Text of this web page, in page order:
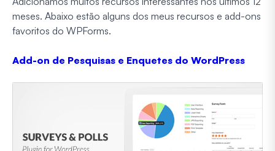
meses. Abaixo estão alguns dos meus recursos e add-ons
favoritos do WPForms.
Add-on de Pesquisas e Enquetes do WordPress